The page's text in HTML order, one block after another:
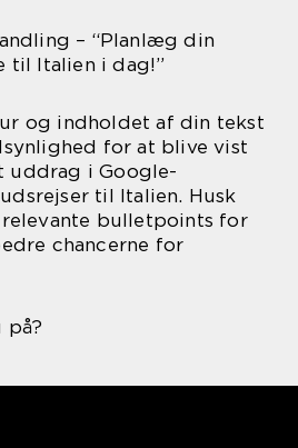
– “Planlæg din
til Italien i dag!”
og indholdet af din tekst
for at blive vist
uddrag i Google-
til Italien. Husk
bulletpoints for
chancerne for
på?